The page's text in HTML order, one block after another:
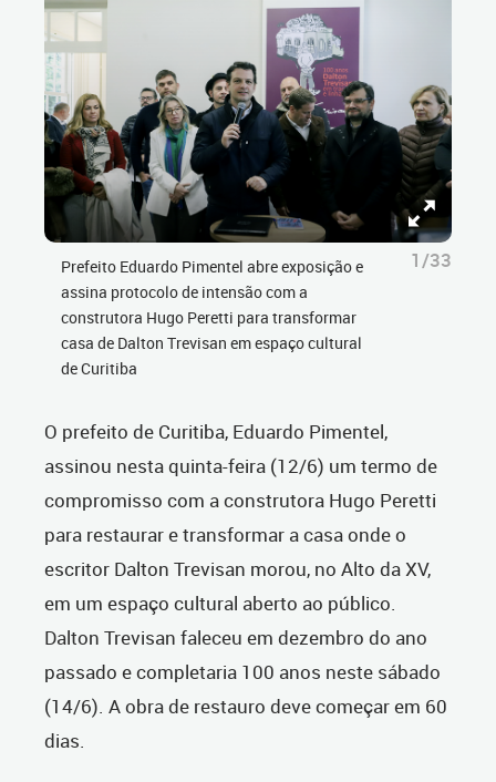
Prefeito Eduardo Pimentel abre exposição e
assina protocolo de intensão com a
construtora Hugo Peretti para transformar
casa de Dalton Trevisan em espaço cultural
de Curitiba
1/33
O prefeito de Curitiba, Eduardo Pimentel,
assinou nesta quinta-feira (12/6) um termo de
compromisso com a construtora Hugo Peretti
para restaurar e transformar a casa onde o
escritor Dalton Trevisan morou, no Alto da XV,
em um espaço cultural aberto ao público.
Dalton Trevisan faleceu em dezembro do ano
passado e completaria 100 anos neste sábado
(14/6). A obra de restauro deve começar em 60
dias.